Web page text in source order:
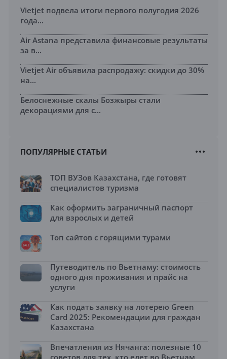
Vietjet подвела итоги первого полугодия 2026
года...
Air Astana представила финансовые результаты
за в...
Vietjet Air объявила распродажу: скидки до 30%
на...
Белоснежные скалы Бозжыры стали
декорациями для с...
ПОПУЛЯРНЫЕ СТАТЬИ
ТОП ВУЗов Казахстана, где готовят
специалистов туризма
Как оформить заграничный паспорт
для взрослых и детей
Топ сайтов с горящими турами
Путеводитель по Вьетнаму: стоимость
одного дня проживания и прайс на
услуги
Как подать заявку на лотерею Green
Card 2025: Рекомендации для граждан
Казахстана
Впечатления из Нячанга: полезные 10
советов для тех, кто едет во Вьетнам